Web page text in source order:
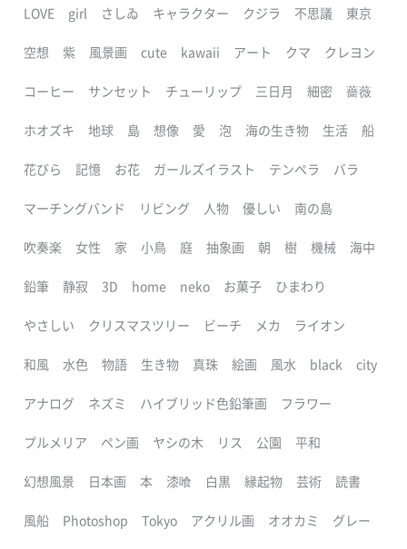
LOVE girl さしゐ キャラクター クジラ 不思議 東京
空想 紫 風景画 cute kawaii アート クマ クレヨン
コーヒー サンセット チューリップ 三日月 細密 薔薇
ホオズキ 地球 島 想像 愛 泡 海の生き物 生活 船
花びら 記憶 お花 ガールズイラスト テンペラ バラ
マーチングバンド リビング 人物 優しい 南の島
吹奏楽 女性 家 小鳥 庭 抽象画 朝 樹 機械 海中
鉛筆 静寂 3D home neko お菓子 ひまわり
やさしい クリスマスツリー ビーチ メカ ライオン
和風 水色 物語 生き物 真珠 絵画 風水 black city
アナログ ネズミ ハイブリッド色鉛筆画 フラワー
プルメリア ペン画 ヤシの木 リス 公園 平和
幻想風景 日本画 本 漆喰 白黒 縁起物 芸術 読書
風船 Photoshop Tokyo アクリル画 オオカミ グレー